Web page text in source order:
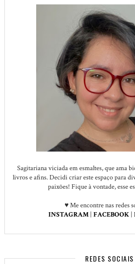
Sagitariana viciada em esmaltes, que ama
livros e afins. Decidi criar este espaço para
paixões! Fique à vontade, esse
♥ Me encontre nas redes
INSTAGRAM |FACEBOOK |
REDES SOCIAIS